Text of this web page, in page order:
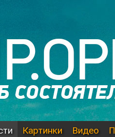
Картинки Видео